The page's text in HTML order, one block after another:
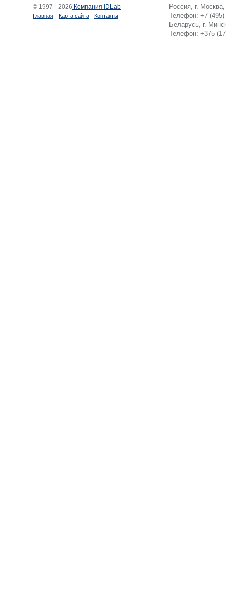
© 1997 - 2026 Компания IDLab
Главная Карта сайта Контакты
Россия, г.
Телефон: +7 (495)
Беларусь, г.
Телефон: +375